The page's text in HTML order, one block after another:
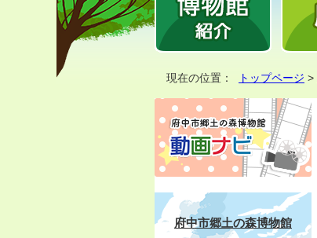
現在の位置： トップページ >
府中市郷土の森博物館